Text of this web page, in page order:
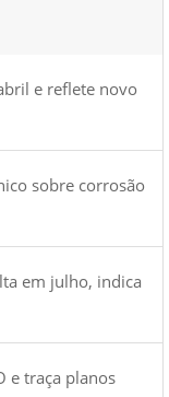
e reflete novo
sobre corrosão
em julho, indica
e traça planos